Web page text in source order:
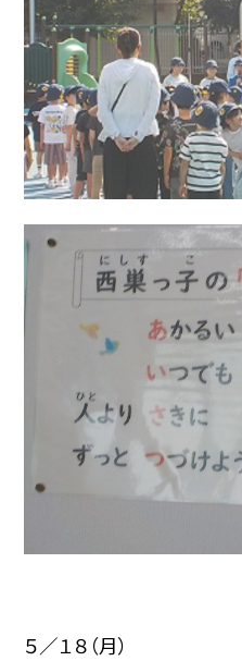
５／１８（月）